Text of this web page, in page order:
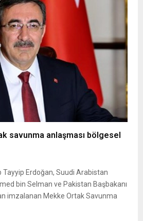
savunma anlaşması bölgesel
Tayyip Erdoğan, Suudi Arabistan
bin Selman ve Pakistan Başbakanı
imzalanan Mekke Ortak Savunma